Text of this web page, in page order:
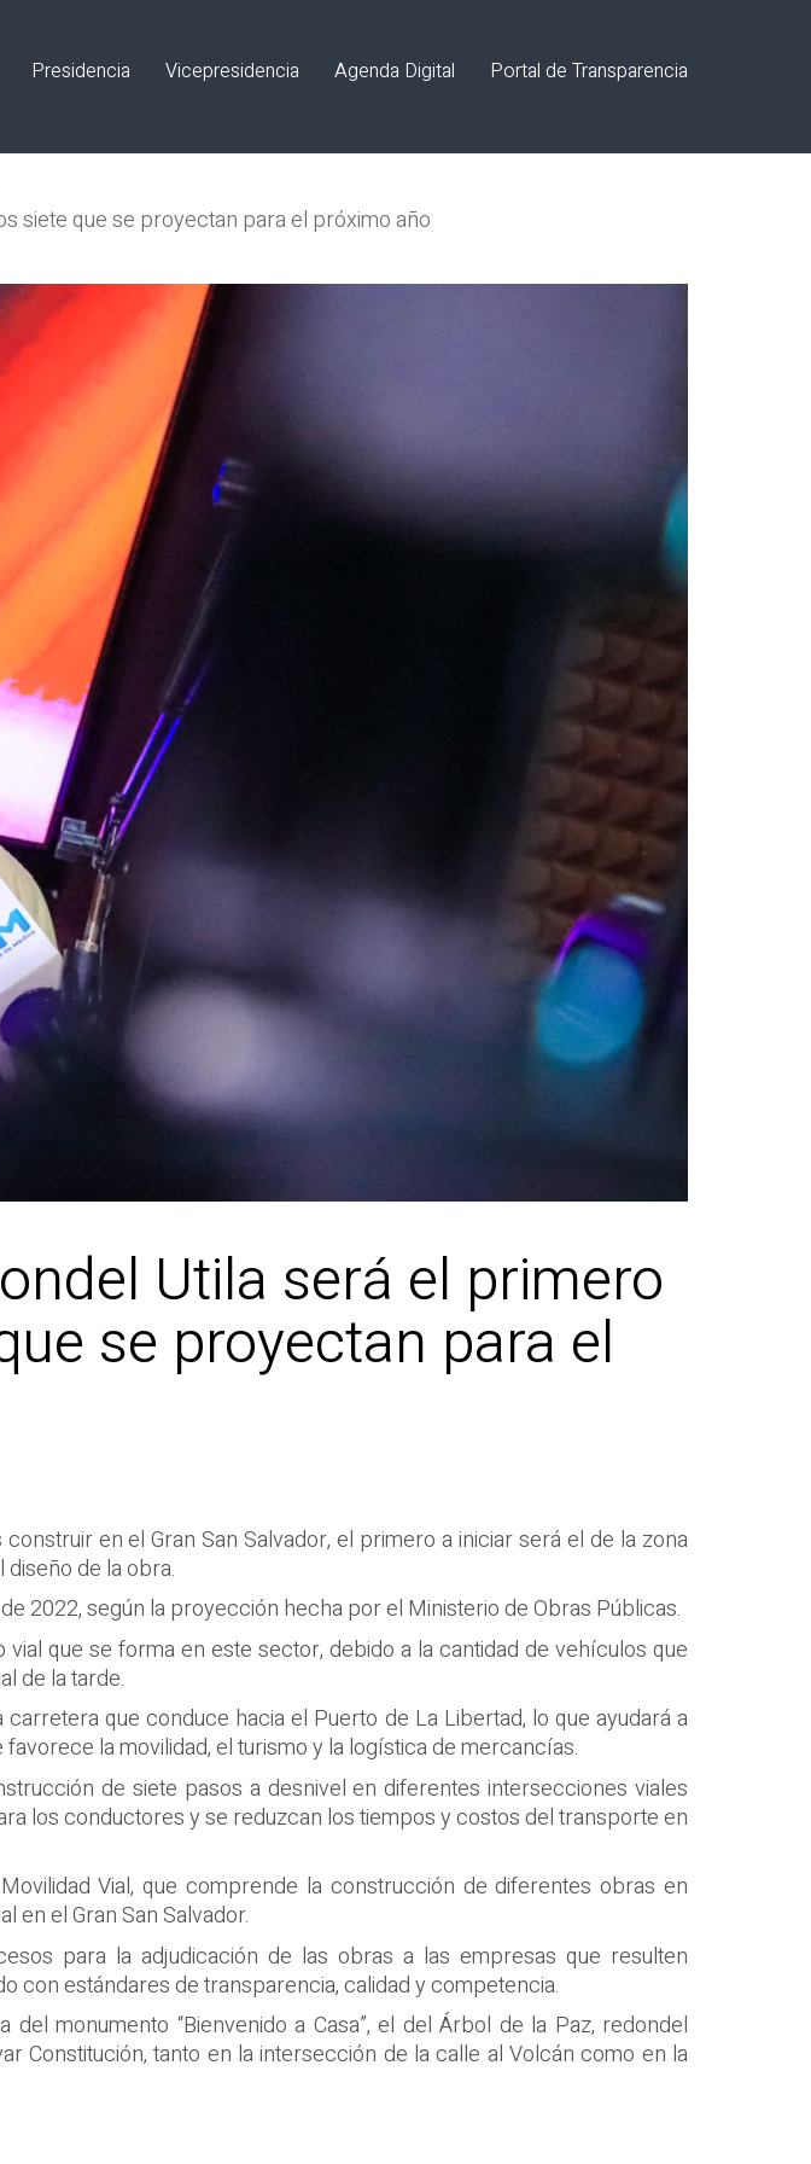
Presidencia Vicepresidencia Agenda Digital Portal de Transparencia
siete que se proyectan para el próximo año
Utila será el primero
se proyectan para el
en el Gran San Salvador, el primero a iniciar será el de la zona
diseño de la obra.
2022, según la proyección hecha por el Ministerio de Obras Públicas.
que se forma en este sector, debido a la cantidad de vehículos que
de la tarde.
que conduce hacia el Puerto de La Libertad, lo que ayudará a
la movilidad, el turismo y la logística de mercancías.
de siete pasos a desnivel en diferentes intersecciones viales
los conductores y se reduzcan los tiempos y costos del transporte en
Vial, que comprende la construcción de diferentes obras en
en el Gran San Salvador.
para la adjudicación de las obras a las empresas que resulten
con estándares de transparencia, calidad y competencia.
monumento “Bienvenido a Casa”, el del Árbol de la Paz, redondel
Constitución, tanto en la intersección de la calle al Volcán como en la